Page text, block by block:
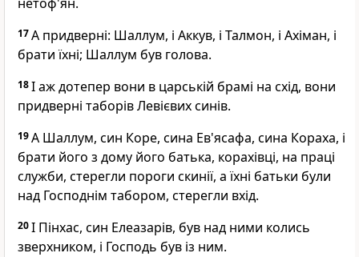
17А придверні: Шаллум, і Аккув, і Талмон, і Ахіман, і
брати їхні; Шаллум був голова.
18І аж дотепер вони в царській брамі на схід, вони
придверні таборів Левієвих синів.
19А Шаллум, син Коре, сина Ев'ясафа, сина Кораха, і
брати його з дому його батька, корахівці, на праці
служби, стерегли пороги скинії, а їхні батьки були
над Господнім табором, стерегли вхід.
20І Пінхас, син Елеазарів, був над ними колись
зверхником, і Господь був із ним.